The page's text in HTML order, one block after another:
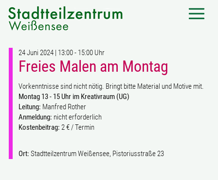
24 Juni 2024 | 13:00 - 15:00 Uhr
Freies Malen am Montag
Vorkenntnisse sind nicht nötig. Bringt bitte Material und Motive mit.
Montag 13 - 15 Uhr im Kreativraum (UG)
Leitung: Manfred Rother
Anmeldung: nicht erforderlich
Kostenbeitrag: 2 € / Termin
Ort: Stadtteilzentrum Weißensee, Pistoriusstraße 23